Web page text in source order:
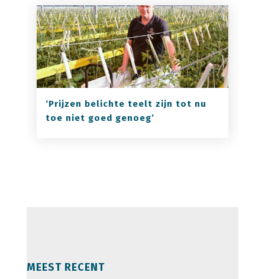
‘Prijzen belichte teelt zijn tot nu
toe niet goed genoeg’
MEEST RECENT